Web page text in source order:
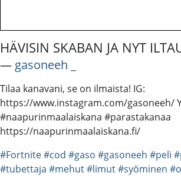
HÄVISIN SKABAN JA NYT
― gasoneeh _
Tilaa kanavani, se on ilmaista! IG:
https://www.instagram.com/gasoneeh/
#naapurinmaalaiskana #parastakanaa
https://naapurinmaalaiskana.fi/
#Fortnite#cod #gaso #gasoneeh #peli
#tubettaja #mehut#limut#syöminen